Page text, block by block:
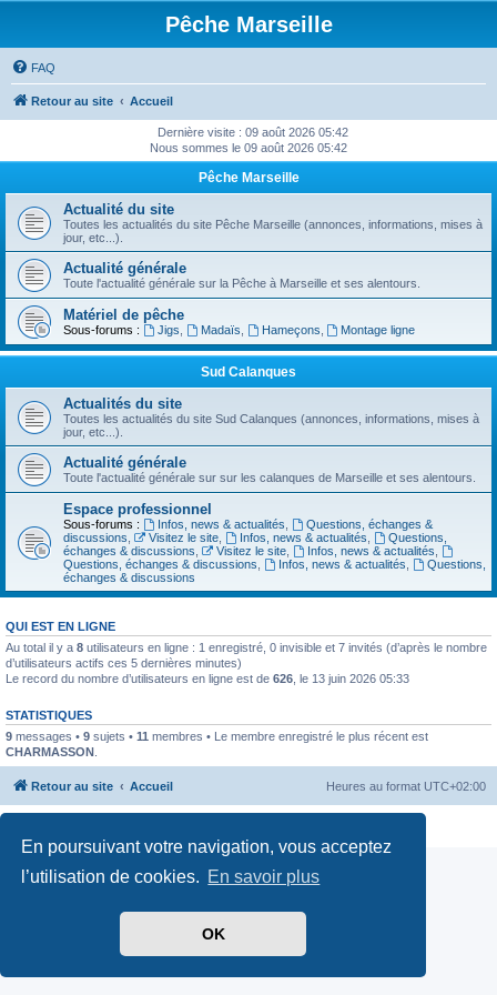
En poursuivant votre navigation, vous acceptez
l’utilisation de cookies. En savoir plus
OK
Pêche Marseille
FAQ
Retour au site Accueil
Dernière visite : 09 août 2026 05:42
Nous sommes le 09 août 2026 05:42
Pêche Marseille
Actualité du site
Toutes les actualités du site Pêche Marseille (annonces, informations, mises à
jour, etc...).
Actualité générale
Toute l'actualité générale sur la Pêche à Marseille et ses alentours.
Matériel de pêche
Sous-forums : Jigs Madaïs Hameçons Montage ligne
Sud Calanques
Actualités du site
Toutes les actualités du site Sud Calanques (annonces, informations, mises à
jour, etc...).
Actualité générale
Toute l'actualité générale sur sur les calanques de Marseille et ses alentours.
Espace professionnel
Sous-forums : Infos, news & actualités
Questions, échanges &
discussions
Visitez le site, Infos, news & actualités
Questions,
échanges & discussions
Visitez le site, Infos, news & actualités
Questions, échanges & discussions
Infos, news & actualités
Questions,
échanges & discussions
QUI EST EN LIGNE
Au total il y a 8 utilisateurs en ligne : 1 enregistré, 0 invisible et 7 invités (d’après le nombre
d’utilisateurs actifs ces 5 dernières minutes)
Le record du nombre d’utilisateurs en ligne est de 626 , le 13 juin 2026 05:33
STATISTIQUES
9 messages • 9 sujets • 11 membres • Le membre enregistré le plus récent est
CHARMASSON
Retour au site Accueil Heures au format UTC+02:00